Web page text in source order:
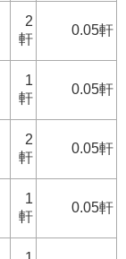
2
軒
0.05軒
1
軒
0.05軒
2
軒
0.05軒
1
軒
0.05軒